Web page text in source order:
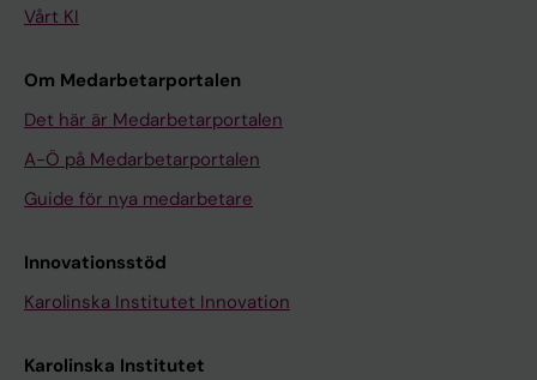
Vårt KI
Om Medarbetarportalen
Det här är Medarbetarportalen
A-Ö på Medarbetarportalen
Guide för nya medarbetare
Innovationsstöd
Karolinska Institutet Innovation
Karolinska Institutet